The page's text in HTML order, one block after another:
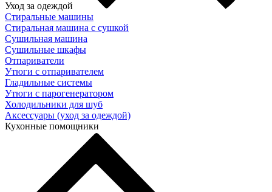
Уход за одеждой
Стиральные машины
Стиральная машина с сушкой
Сушильная машина
Сушильные шкафы
Отпариватели
Утюги с отпаривателем
Гладильные системы
Утюги с парогенератором
Холодильники для шуб
Аксессуары (уход за одеждой)
Кухонные помощники